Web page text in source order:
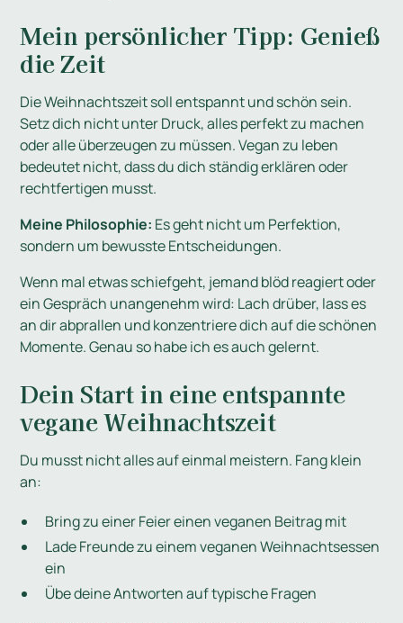
Mein persönlicher Tipp: Genieß
die Zeit
Die Weihnachtszeit soll entspannt und schön sein.
Setz dich nicht unter Druck, alles perfekt zu machen
oder alle überzeugen zu müssen. Vegan zu leben
bedeutet nicht, dass du dich ständig erklären oder
rechtfertigen musst.
Meine Philosophie: Es geht nicht um Perfektion,
sondern um bewusste Entscheidungen.
Wenn mal etwas schiefgeht, jemand blöd reagiert oder
ein Gespräch unangenehm wird: Lach drüber, lass es
an dir abprallen und konzentriere dich auf die schönen
Momente. Genau so habe ich es auch gelernt.
Dein Start in eine entspannte
vegane Weihnachtszeit
Du musst nicht alles auf einmal meistern. Fang klein
an:
Bring zu einer Feier einen veganen Beitrag mit
Lade Freunde zu einem veganen Weihnachtsessen
ein
Übe deine Antworten auf typische Fragen